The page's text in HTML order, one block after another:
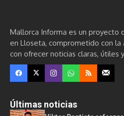
Mallorca Informa es un proyecto
en Lloseta, comprometido con
con ofrecer noticias claras, útiles
Últimas noticias